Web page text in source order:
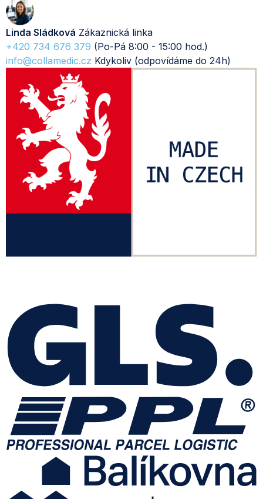
Linda Sládková Zákaznická linka
+420 734 676 379 (Po-Pá 8:00 - 15:00 hod.)
info@collamedic.cz Kdykoliv (odpovídáme do 24h)